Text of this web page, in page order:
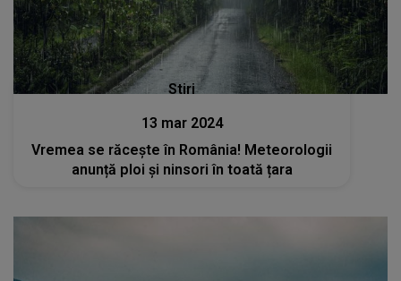
Stiri
13 mar 2024
Vremea se răcește în România! Meteorologii
anunță ploi și ninsori în toată țara